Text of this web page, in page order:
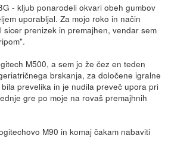
- kljub ponarodeli okvari obeh gumbov
uporabljal. Za mojo roko in način
sicer prenizek in premajhen, vendar sem
M500, a sem jo že čez en teden
brskanja, za določene igralne
prevelika in je nudila preveč upora pri
gre po moje na rovaš premajhnih
M90 in komaj čakam nabaviti